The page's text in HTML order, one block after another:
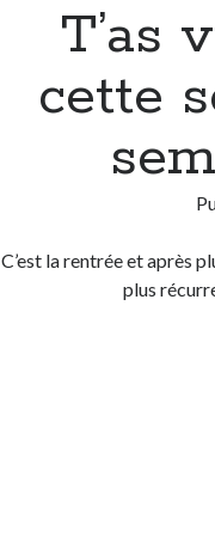
T’as
cette
C’est la rentrée et après
plus